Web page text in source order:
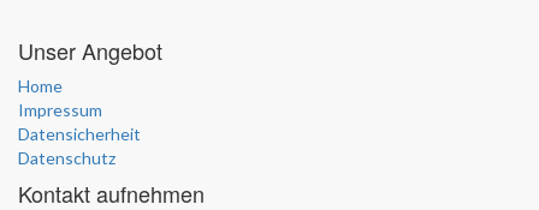
Unser Angebot
Home
Impressum
Datensicherheit
Datenschutz
Kontakt aufnehmen